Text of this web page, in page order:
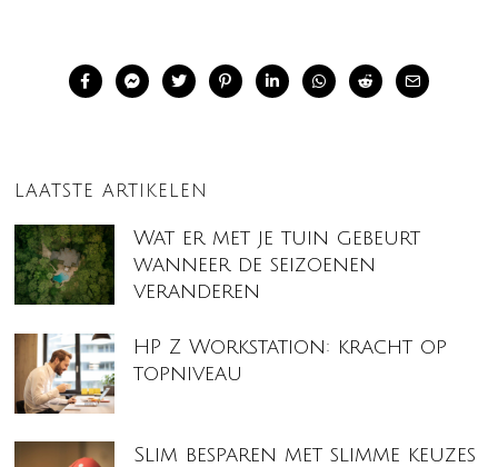
LAATSTE ARTIKELEN
Wat er met je tuin gebeurt
wanneer de seizoenen
veranderen
HP Z Workstation: kracht op
topniveau
Slim besparen met slimme keuzes